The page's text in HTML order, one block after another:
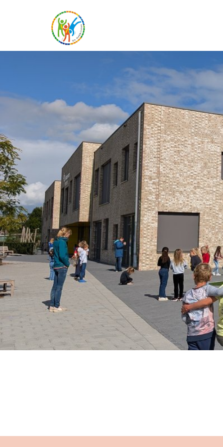
Onze school
Praktische informatie
Medezeggenschap
Vacatures
Ik zoek een school